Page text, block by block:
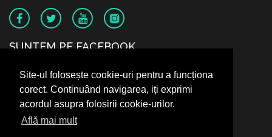
Site-ul folosește cookie-uri pentru a funcționa
corect. Continuând navigarea, iți exprimi
acordul asupra folosirii cookie-urilor.
Află mai mult
SUNTEM PE FACEBOOK